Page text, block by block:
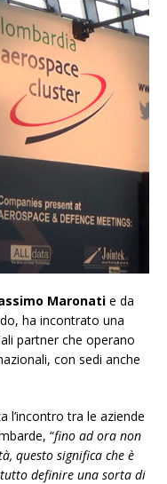
Maronati e da
ha incontrato una
partner che operano
con sedi anche
l’incontro tra le aziende
“fino ad ora non
questo significa che è
definire una sorta di